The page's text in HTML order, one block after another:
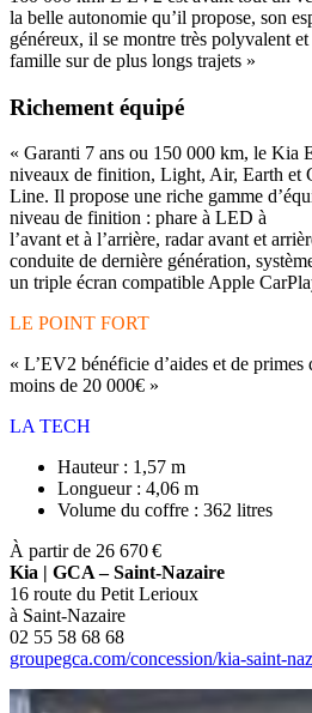
la belle autonomie qu’il propose, son
généreux, il se montre très polyvalent
famille sur de plus longs trajets »
Richement équipé
« Garanti 7 ans ou 150 000 km, le Kia
niveaux de finition, Light, Air, Earth et
Line. Il propose une riche gamme
niveau de finition : phare à LED à
l’avant et à l’arrière, radar avant et
conduite de dernière génération,
un triple écran compatible Apple
LE POINT FORT
« L’EV2 bénéficie d’aides et de primes
moins de 20 000€ »
LA TECH
Hauteur : 1,57 m
Longueur : 4,06 m
Volume du coffre : 362 litres
À partir de 26 670 €
Kia | GCA – Saint-Nazaire
16 route du Petit Lerioux
à Saint-Nazaire
02 55 58 68 68
groupegca.com/concession/kia-saint-